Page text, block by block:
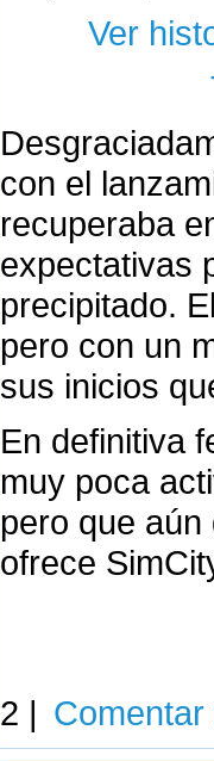
Ver
con el
recuperaba
expectativas
precipitado.
pero con un
sus inicios
En definitiva
muy poca
pero que
ofrece
2 | Comentar